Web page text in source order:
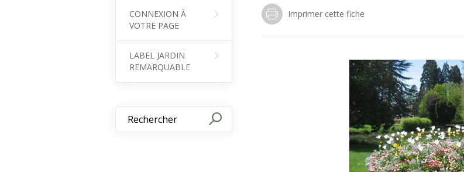
CONNEXION À
VOTRE PAGE
LABEL JARDIN
REMARQUABLE
Imprimer cette fiche